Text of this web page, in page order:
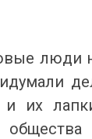
люди
и их